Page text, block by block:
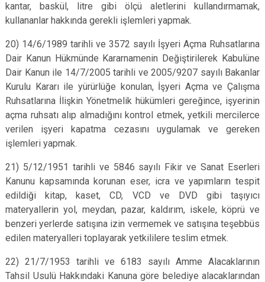
kantar, baskül, litre gibi ölçü aletlerini kullandırmamak,
kullananlar hakkında gerekli işlemleri yapmak.
20) 14/6/1989 tarihli ve 3572 sayılı İşyeri Açma Ruhsatlarına
Dair Kanun Hükmünde Kararnamenin Değiştirilerek Kabulüne
Dair Kanun ile 14/7/2005 tarihli ve 2005/9207 sayılı Bakanlar
Kurulu Kararı ile yürürlüğe konulan, İşyeri Açma ve Çalışma
Ruhsatlarına İlişkin Yönetmelik hükümleri gereğince, işyerinin
açma ruhsatı alıp almadığını kontrol etmek, yetkili mercilerce
verilen işyeri kapatma cezasını uygulamak ve gereken
işlemleri yapmak.
21) 5/12/1951 tarihli ve 5846 sayılı Fikir ve Sanat Eserleri
Kanunu kapsamında korunan eser, icra ve yapımların tespit
edildiği kitap, kaset, CD, VCD ve DVD gibi taşıyıcı
materyallerin yol, meydan, pazar, kaldırım, iskele, köprü ve
benzeri yerlerde satışına izin vermemek ve satışına teşebbüs
edilen materyalleri toplayarak yetkililere teslim etmek.
22) 21/7/1953 tarihli ve 6183 sayılı Amme Alacaklarının
Tahsil Usulü Hakkındaki Kanuna göre belediye alacaklarından